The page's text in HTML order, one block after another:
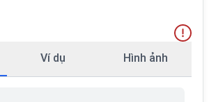
Ví dụ Hình ảnh